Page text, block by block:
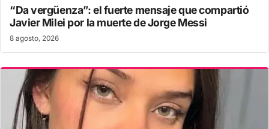
“Da vergüenza”: el fuerte mensaje que compartió
Javier Milei por la muerte de Jorge Messi
8 agosto, 2026